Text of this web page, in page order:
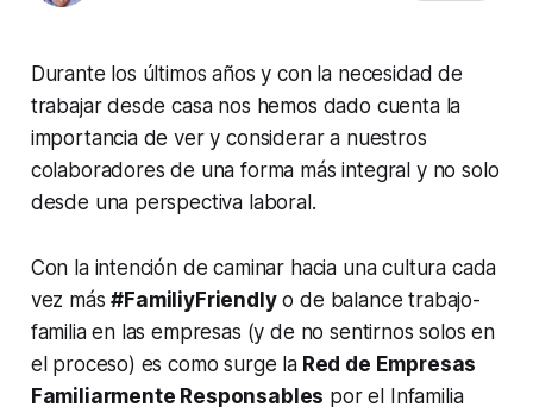
Durante los últimos años y con la necesidad de
trabajar desde casa nos hemos dado cuenta la
importancia de ver y considerar a nuestros
colaboradores de una forma más integral y no solo
desde una perspectiva laboral.
Con la intención de caminar hacia una cultura cada
vez más#FamiliyFriendlyo de balance trabajo-
familia en las empresas (y de no sentirnos solos en
el proceso) es como surge laRed de Empresas
Familiarmente Responsables por el Infamilia